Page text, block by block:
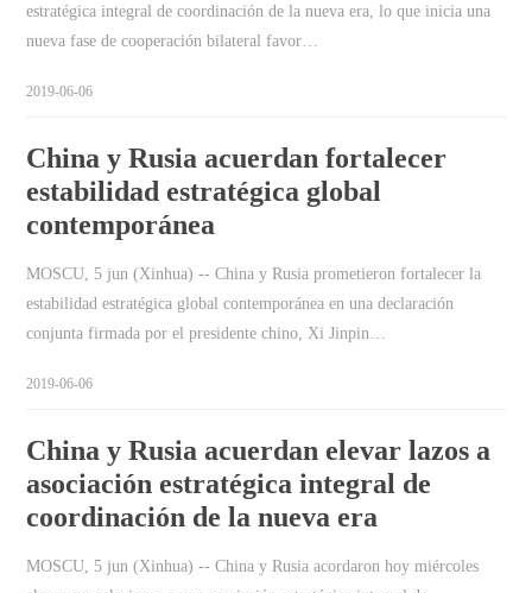
estratégica integral de coordinación de la nueva era, lo que inicia una
nueva fase de cooperación bilateral favor…
2019-06-06
China y Rusia acuerdan fortalecer
estabilidad estratégica global
contemporánea
MOSCU, 5 jun (Xinhua) -- China y Rusia prometieron fortalecer la
estabilidad estratégica global contemporánea en una declaración
conjunta firmada por el presidente chino, Xi Jinpin…
2019-06-06
China y Rusia acuerdan elevar lazos a
asociación estratégica integral de
coordinación de la nueva era
MOSCU, 5 jun (Xinhua) -- China y Rusia acordaron hoy miércoles